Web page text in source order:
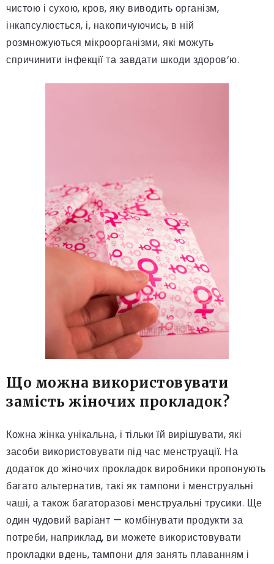
чистою і сухою, кров, яку виводить організм,
інкапсулюється, і, накопичуючись, в ній
розмножуються мікроорганізми, які можуть
спричинити інфекції та завдати шкоди здоров’ю.
Що можна використовувати
замість жіночих прокладок?
Кожна жінка унікальна, і тільки їй вирішувати, які
засоби використовувати під час менструації. На
додаток до жіночих прокладок виробники пропонують
багато альтернатив, такі як тампони і менструальні
чаші, а також багаторазові менструальні трусики. Ще
один чудовий варіант — комбінувати продукти за
потреби, наприклад, ви можете використовувати
прокладки вдень, тампони для занять плаванням і